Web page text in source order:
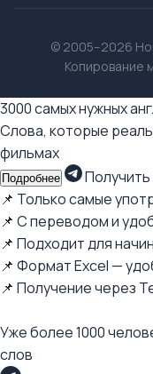
© 2005–2026
Копирование
3000 самых нужных
Слова, которые
фильмах
Подробнее
📌 Только самые
📌 С переводом и
📌 Подходит для
📌 Формат Excel —
📌 Получение через
Уже более 1000
слов